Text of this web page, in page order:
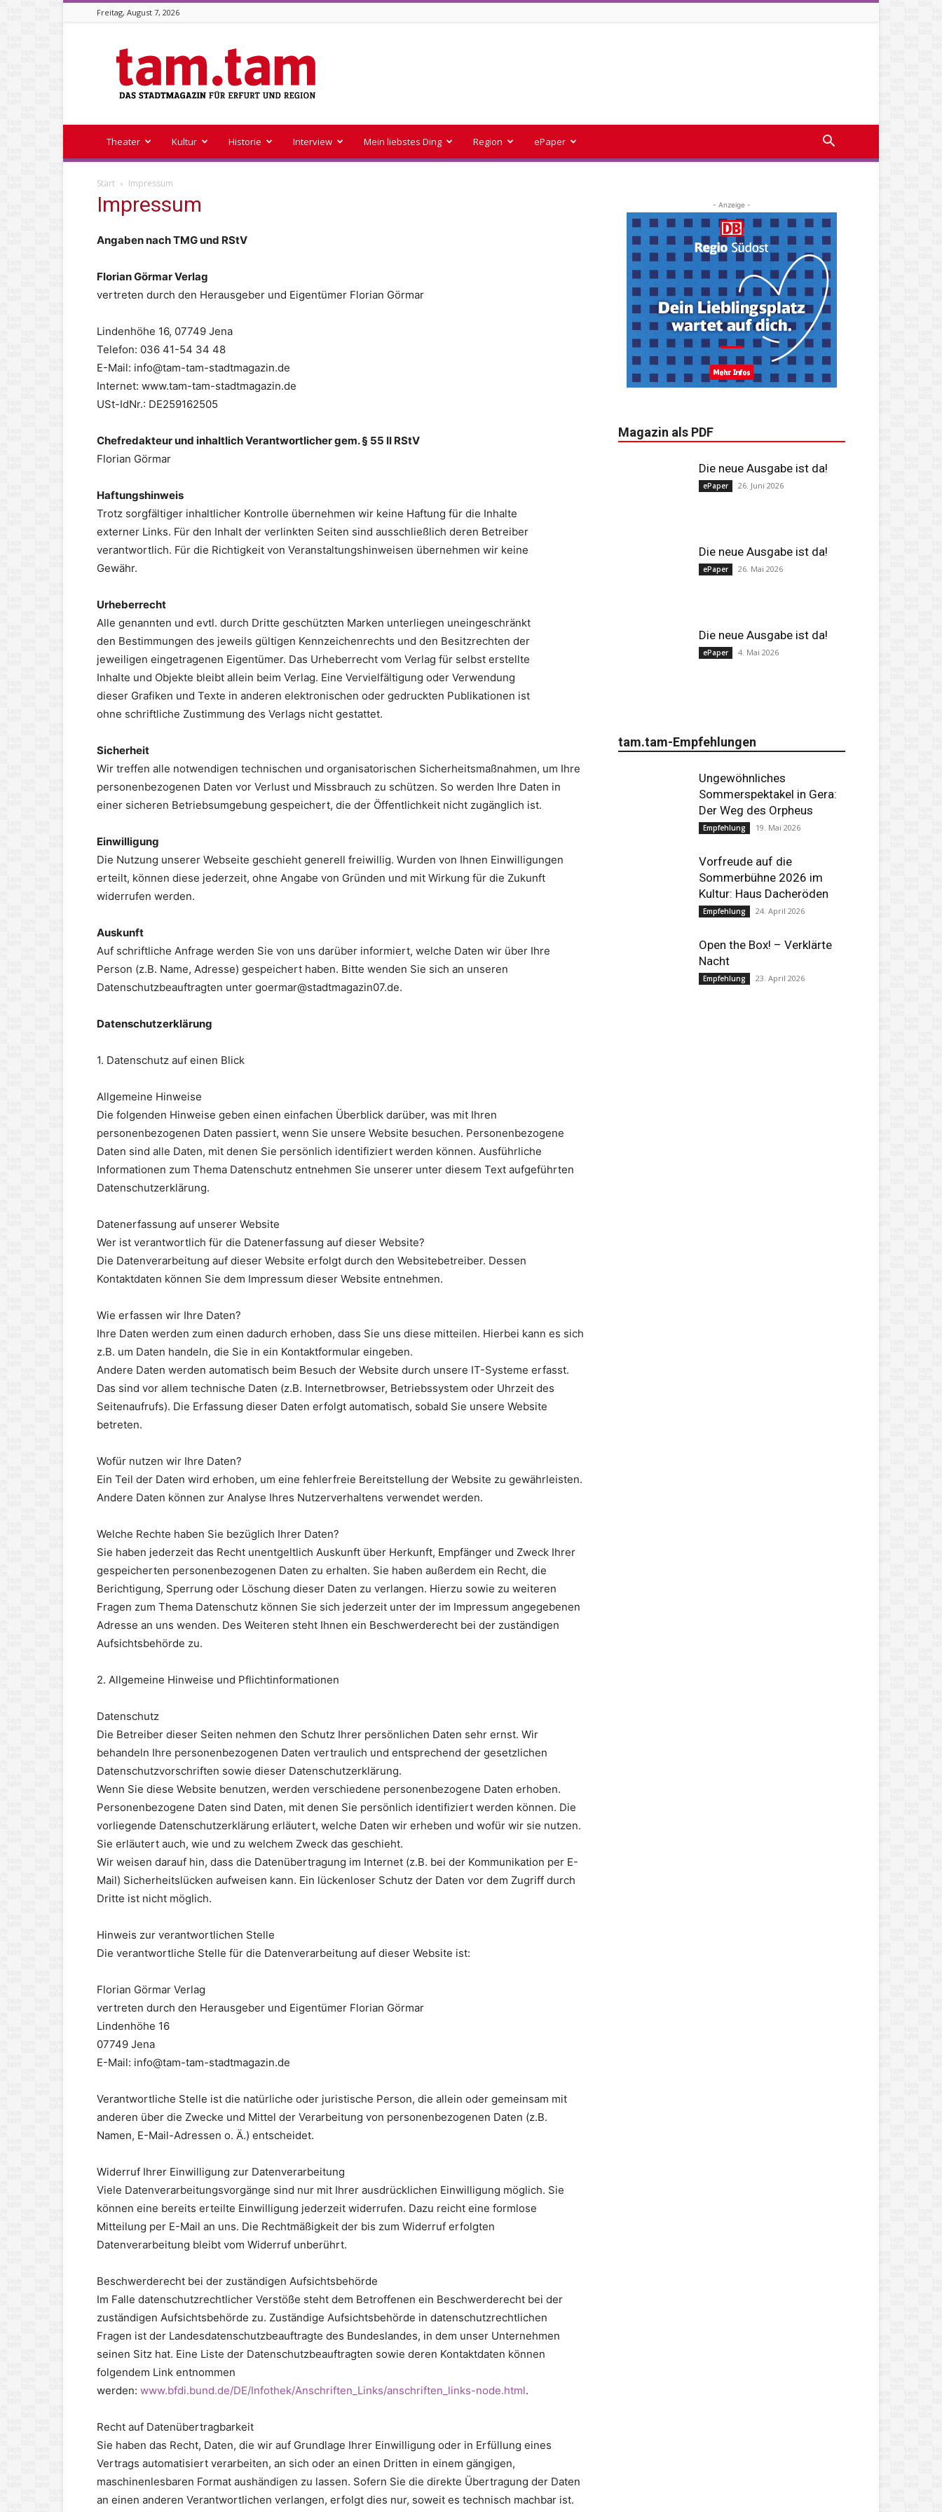
Freitag, August 7, 2026
Stadtmagazin
tam.tam
Theater Kultur Historie Interview Mein liebstes Ding Region ePaper
Start Impressum
Impressum
Angaben nach TMG und RStV
Florian Görmar Verlag
vertreten durch den Herausgeber und Eigentümer Florian Görmar
Lindenhöhe 16, 07749 Jena
Telefon: 036 41-54 34 48
E-Mail: info@tam-tam-stadtmagazin.de
Internet: www.tam-tam-stadtmagazin.de
USt-IdNr.: DE259162505
Chefredakteur und inhaltlich Verantwortlicher gem. § 55 II RStV
Florian Görmar
Haftungshinweis
Trotz sorgfältiger inhaltlicher Kontrolle übernehmen wir keine Haftung für die Inhalte
externer Links. Für den Inhalt der verlinkten Seiten sind ausschließlich deren Betreiber
verantwortlich. Für die Richtigkeit von Veranstaltungshinweisen übernehmen wir keine
Gewähr.
Urheberrecht
Alle genannten und evtl. durch Dritte geschützten Marken unterliegen uneingeschränkt
den Bestimmungen des jeweils gültigen Kennzeichenrechts und den Besitzrechten der
jeweiligen eingetragenen Eigentümer. Das Urheberrecht vom Verlag für selbst erstellte
Inhalte und Objekte bleibt allein beim Verlag. Eine Vervielfältigung oder Verwendung
dieser Grafiken und Texte in anderen elektronischen oder gedruckten Publikationen ist
ohne schriftliche Zustimmung des Verlags nicht gestattet.
Sicherheit
Wir treffen alle notwendigen technischen und organisatorischen Sicherheitsmaßnahmen, um Ihre
personenbezogenen Daten vor Verlust und Missbrauch zu schützen. So werden Ihre Daten in
einer sicheren Betriebsumgebung gespeichert, die der Öffentlichkeit nicht zugänglich ist.
Einwilligung
Die Nutzung unserer Webseite geschieht generell freiwillig. Wurden von Ihnen Einwilligungen
erteilt, können diese jederzeit, ohne Angabe von Gründen und mit Wirkung für die Zukunft
widerrufen werden.
Auskunft
Auf schriftliche Anfrage werden Sie von uns darüber informiert, welche Daten wir über Ihre
Person (z.B. Name, Adresse) gespeichert haben. Bitte wenden Sie sich an unseren
Datenschutzbeauftragten unter goermar@stadtmagazin07.de.
Datenschutzerklärung
1. Datenschutz auf einen Blick
Allgemeine Hinweise
Die folgenden Hinweise geben einen einfachen Überblick darüber, was mit Ihren
personenbezogenen Daten passiert, wenn Sie unsere Website besuchen. Personenbezogene
Daten sind alle Daten, mit denen Sie persönlich identifiziert werden können. Ausführliche
Informationen zum Thema Datenschutz entnehmen Sie unserer unter diesem Text aufgeführten
Datenschutzerklärung.
Datenerfassung auf unserer Website
Wer ist verantwortlich für die Datenerfassung auf dieser Website?
Die Datenverarbeitung auf dieser Website erfolgt durch den Websitebetreiber. Dessen
Kontaktdaten können Sie dem Impressum dieser Website entnehmen.
Wie erfassen wir Ihre Daten?
Ihre Daten werden zum einen dadurch erhoben, dass Sie uns diese mitteilen. Hierbei kann es sich
z.B. um Daten handeln, die Sie in ein Kontaktformular eingeben.
Andere Daten werden automatisch beim Besuch der Website durch unsere IT-Systeme erfasst.
Das sind vor allem technische Daten (z.B. Internetbrowser, Betriebssystem oder Uhrzeit des
Seitenaufrufs). Die Erfassung dieser Daten erfolgt automatisch, sobald Sie unsere Website
betreten.
Wofür nutzen wir Ihre Daten?
Ein Teil der Daten wird erhoben, um eine fehlerfreie Bereitstellung der Website zu gewährleisten.
Andere Daten können zur Analyse Ihres Nutzerverhaltens verwendet werden.
Welche Rechte haben Sie bezüglich Ihrer Daten?
Sie haben jederzeit das Recht unentgeltlich Auskunft über Herkunft, Empfänger und Zweck Ihrer
gespeicherten personenbezogenen Daten zu erhalten. Sie haben außerdem ein Recht, die
Berichtigung, Sperrung oder Löschung dieser Daten zu verlangen. Hierzu sowie zu weiteren
Fragen zum Thema Datenschutz können Sie sich jederzeit unter der im Impressum angegebenen
Adresse an uns wenden. Des Weiteren steht Ihnen ein Beschwerderecht bei der zuständigen
Aufsichtsbehörde zu.
2. Allgemeine Hinweise und Pflichtinformationen
Datenschutz
Die Betreiber dieser Seiten nehmen den Schutz Ihrer persönlichen Daten sehr ernst. Wir
behandeln Ihre personenbezogenen Daten vertraulich und entsprechend der gesetzlichen
Datenschutzvorschriften sowie dieser Datenschutzerklärung.
Wenn Sie diese Website benutzen, werden verschiedene personenbezogene Daten erhoben.
Personenbezogene Daten sind Daten, mit denen Sie persönlich identifiziert werden können. Die
vorliegende Datenschutzerklärung erläutert, welche Daten wir erheben und wofür wir sie nutzen.
Sie erläutert auch, wie und zu welchem Zweck das geschieht.
Wir weisen darauf hin, dass die Datenübertragung im Internet (z.B. bei der Kommunikation per E-
Mail) Sicherheitslücken aufweisen kann. Ein lückenloser Schutz der Daten vor dem Zugriff durch
Dritte ist nicht möglich.
Hinweis zur verantwortlichen Stelle
Die verantwortliche Stelle für die Datenverarbeitung auf dieser Website ist:
Florian Görmar Verlag
vertreten durch den Herausgeber und Eigentümer Florian Görmar
Lindenhöhe 16
07749 Jena
E-Mail: info@tam-tam-stadtmagazin.de
Verantwortliche Stelle ist die natürliche oder juristische Person, die allein oder gemeinsam mit
anderen über die Zwecke und Mittel der Verarbeitung von personenbezogenen Daten (z.B.
Namen, E-Mail-Adressen o. Ä.) entscheidet.
Widerruf Ihrer Einwilligung zur Datenverarbeitung
Viele Datenverarbeitungsvorgänge sind nur mit Ihrer ausdrücklichen Einwilligung möglich. Sie
können eine bereits erteilte Einwilligung jederzeit widerrufen. Dazu reicht eine formlose
Mitteilung per E-Mail an uns. Die Rechtmäßigkeit der bis zum Widerruf erfolgten
Datenverarbeitung bleibt vom Widerruf unberührt.
Beschwerderecht bei der zuständigen Aufsichtsbehörde
Im Falle datenschutzrechtlicher Verstöße steht dem Betroffenen ein Beschwerderecht bei der
zuständigen Aufsichtsbehörde zu. Zuständige Aufsichtsbehörde in datenschutzrechtlichen
Fragen ist der Landesdatenschutzbeauftragte des Bundeslandes, in dem unser Unternehmen
seinen Sitz hat. Eine Liste der Datenschutzbeauftragten sowie deren Kontaktdaten können
folgendem Link entnommen
werden: www.bfdi.bund.de/DE/Infothek/Anschriften_Links/anschriften_links-node.html.
Recht auf Datenübertragbarkeit
Sie haben das Recht, Daten, die wir auf Grundlage Ihrer Einwilligung oder in Erfüllung eines
Vertrags automatisiert verarbeiten, an sich oder an einen Dritten in einem gängigen,
maschinenlesbaren Format aushändigen zu lassen. Sofern Sie die direkte Übertragung der Daten
an einen anderen Verantwortlichen verlangen, erfolgt dies nur, soweit es technisch machbar ist.
- Anzeige -
Magazin als PDF
Die neue Ausgabe ist da!
ePaper 26. Juni 2026
Die neue Ausgabe ist da!
ePaper 26. Mai 2026
Die neue Ausgabe ist da!
ePaper 4. Mai 2026
tam.tam-Empfehlungen
Ungewöhnliches
Sommerspektakel in Gera:
Der Weg des Orpheus
Empfehlung 19. Mai 2026
Vorfreude auf die
Sommerbühne 2026 im
Kultur: Haus Dacheröden
Empfehlung 24. April 2026
Open the Box! – Verklärte
Nacht
Empfehlung 23. April 2026